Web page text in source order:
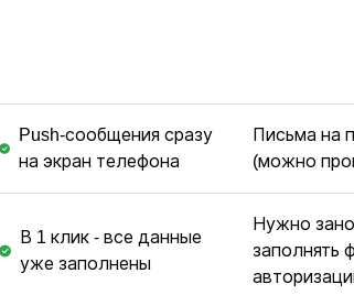
Push-сообщения сразу
на экран телефона
Письма на
(можно
В 1 клик - все данные
уже заполнены
Нужно
заполнять